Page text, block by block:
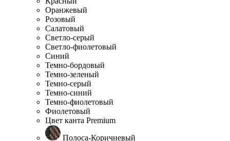
Оранжевый
Розовый
Салатовый
Светло-серый
Светло-фиолетовый
Синий
Темно-бордовый
Темно-зеленый
Темно-серый
Темно-синий
Темно-фиолетовый
Фиолетовый
Цвет канта Premium
Полоса-Коричневый